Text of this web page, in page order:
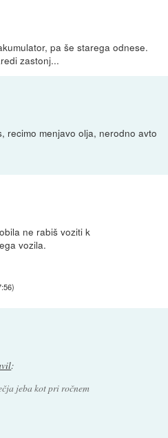
pa še starega odnese.
zastonj...
recimo menjavo olja, nerodno avto
ne rabiš voziti k
vozila.
)
:
jeba kot pri ročnem